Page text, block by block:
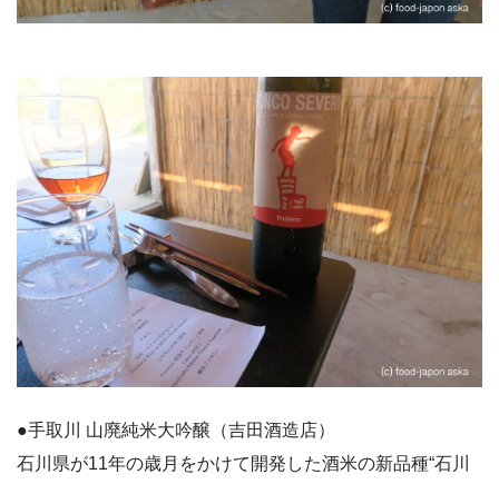
●手取川 山廃純米大吟醸（吉田酒造店）
石川県が11年の歳月をかけて開発した酒米の新品種“石川